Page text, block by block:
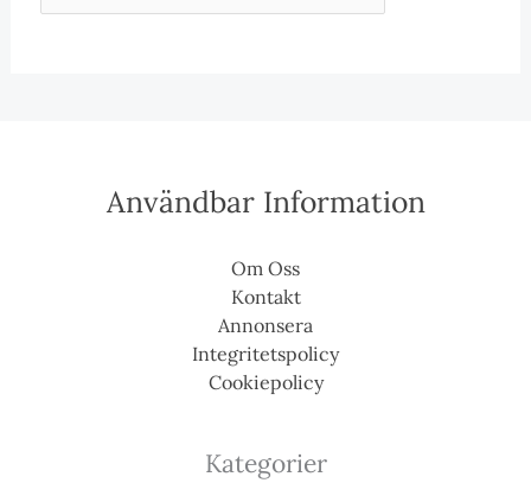
Användbar Information
Om Oss
Kontakt
Annonsera
Integritetspolicy
Cookiepolicy
Kategorier